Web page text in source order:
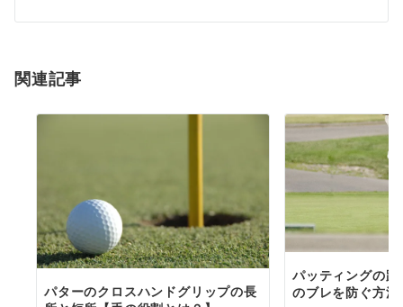
ビ
ー
関連記事
パターのクロスハンドグリップの長
パッティングの
のブレを防ぐ方法